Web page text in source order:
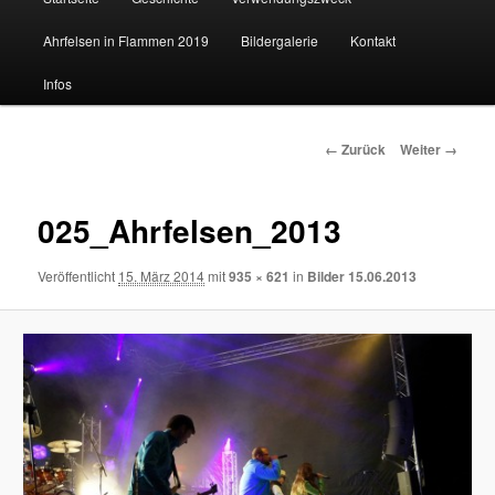
Inhalt
wechseln
Ahrfelsen in Flammen 2019 Bildergalerie Kontakt
Infos
Bilder-
← Zurück Weiter →
025_Ahrfelsen_2013
Veröffentlicht 15. März 2014mit935 × 621 in Bilder 15.06.2013